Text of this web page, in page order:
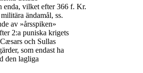
enda, vilket efter 366 f. Kr.
ändamål, ss.
av »årsspiken»
2:a puniska krigets
och Sullas
som endast ha
den lagliga